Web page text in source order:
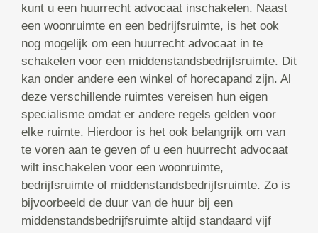
kunt u een huurrecht advocaat inschakelen. Naast
een woonruimte en een bedrijfsruimte, is het ook
nog mogelijk om een huurrecht advocaat in te
schakelen voor een middenstandsbedrijfsruimte. Dit
kan onder andere een winkel of horecapand zijn. Al
deze verschillende ruimtes vereisen hun eigen
specialisme omdat er andere regels gelden voor
elke ruimte. Hierdoor is het ook belangrijk om van
te voren aan te geven of u een huurrecht advocaat
wilt inschakelen voor een woonruimte,
bedrijfsruimte of middenstandsbedrijfsruimte. Zo is
bijvoorbeeld de duur van de huur bij een
middenstandsbedrijfsruimte altijd standaard vijf